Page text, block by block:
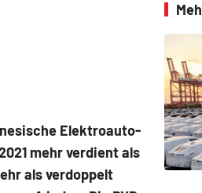
Elektroauto-
mehr verdient als
als verdoppelt